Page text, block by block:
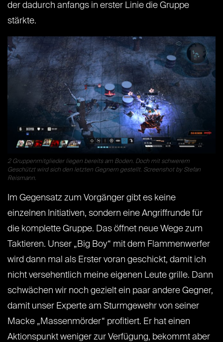
der dadurch anfangs in erster Linie die Gruppe
stärkte.
2 Gruppenmitglieder liegen bereits am Boden. Doch mit schwerem
Geschützt wird sich den letzten Gegnern gestellt. Screenshot by Stefan
Reismann.
Im Gegensatz zum Vorgänger gibt es keine
einzelnen Initiativen, sondern eine Angriffrunde für
die komplette Gruppe. Das öffnet neue Wege zum
Taktieren. Unser „Big Boy“ mit dem Flammenwerfer
wird dann mal als Erster voran geschickt, damit ich
nicht versehentlich meine eigenen Leute grille. Dann
schwächen wir noch gezielt ein paar andere Gegner,
damit unser Experte am Sturmgewehr von seiner
Macke „Massenmörder“ profitiert. Er hat einen
Aktionspunkt weniger zur Verfügung, bekommt aber